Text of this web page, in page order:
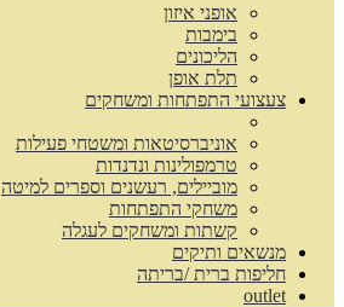
אופני איזון
בימבות
הליכונים
תלת אופן
צעצועי התפתחות ומשחקים
אוניברסיטאות ומשטחי פעילות
טרמפולינות ונדנדות
מוביילים, רעשנים וספרים למיטה
משחקי התפתחות
קשתות ומשחקים לעגלה
מנשאים ותיקים
חליפות ברית /בריתה
outlet